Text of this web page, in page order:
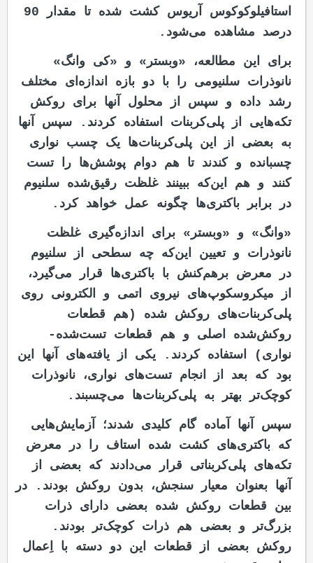
استافیلوکوکوس آریوس کشت شده تا مقدار 90
درصد مشاهده می‌شود.
برای این مطالعه، «وبستر» و «کی وانگ»
نانوذرات سلنیومی را با دو بازه اندازه‌ای مختلف
رشد داده و سپس از محلول آنها برای روکش
تکه‌هایی از پلی‌کربنات استفاده کردند. سپس آنها
به بعضی از این پلی‌کربنات‌ها يک چسب نواری
چسبانده و کندند تا هم دوام پوشش‌ها را تست
کنند و هم این‌که ببینند غلظت رقیق‌شده سلنیوم
در برابر باکتری‌ها چگونه عمل خواهد کرد.
«وانگ» و «وبستر» برای اندازه‌گیری غلظت
نانوذرات و تعیین این‌که چه سطحی از سلنیوم
در معرض برهم‌کنش با باکتری‌ها قرار می‌گیرد،
از میکروسکوپ‌های نیروی اتمی و الکترونی روی
پلی‌کربنات‌های روکش‌ شده (هم قطعات
روکش‌شده اصلی و هم قطعات تست‌شده-
نواری) استفاده کردند. یکی از یافته‌های آنها این
بود که بعد از انجام تست‌های نواری، نانوذرات
کوچک‌تر بهتر به پلی‌کربنات‌ها می‌چسبند.
سپس آنها آماده گام کلیدی شدند؛ آزمایش‌هایی
که باکتری‌های کشت‌ شده استاف را در معرض
تکه‌های پلی‌کربناتی قرار می‌دادند که بعضی از
آنها بعنوان معیار سنجش، بدون روکش بودند. در
بین قطعات روکش‌ شده بعضی دارای ذرات
بزرگ‌تر و بعضی هم ذرات کوچک‌تر بودند.
روکش بعضی از قطعات این دو دسته با اِعمال